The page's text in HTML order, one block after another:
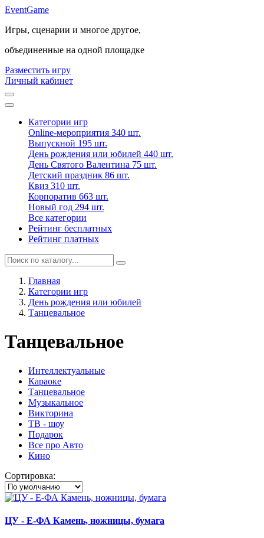
EventGame
Игры, сценарии и многое другое,
объединенные на одной площадке
Разместить игру
Личный кабинет
Категории игр
Online-мероприятия 340 шт.
Выпускной 195 шт.
День рождения или юбилей 440 шт.
День Святого Валентина 75 шт.
Детский праздник 86 шт.
Квиз 310 шт.
Корпоратив 663 шт.
Новый год 294 шт.
Все категории
Рейтинг бесплатных
Рейтинг платных
Главная
Категории игр
День рождения или юбилей
Танцевальное
Танцевальное
Интеллектуальные
Караоке
Танцевальное
Музыкальное
Викторина
ТВ - шоу
Подарок
Все про Авто
Кино
Сортировка:
ЦУ - Е-ФА Камень, ножницы, бумага